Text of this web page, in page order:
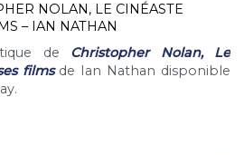
NOLAN, LE CINÉASTE
– IAN NATHAN
de Christopher Nolan, Le
filmsde Ian Nathan disponible